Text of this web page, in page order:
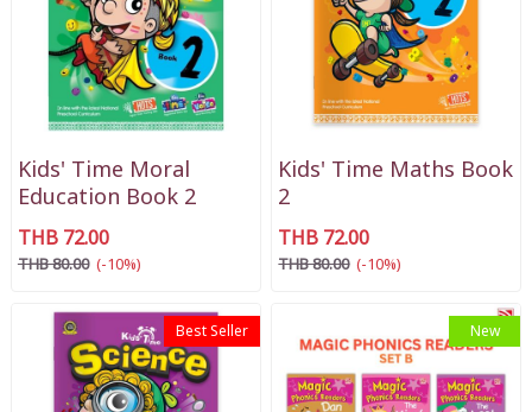
Kids' Time Moral
Education Book 2
THB 72.00
THB 80.00 (-10%)
Kids' Time Maths Book
2
THB 72.00
THB 80.00 (-10%)
Best Seller New